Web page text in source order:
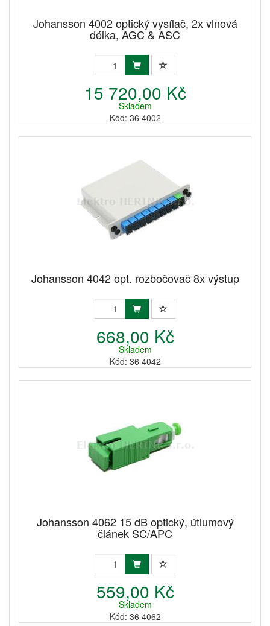
Johansson 4002 optický vysílač, 2x vlnová
délka, AGC & ASC
15 720,00 Kč
Skladem
Kód: 36 4002
Johansson 4042 opt. rozbočovač 8x výstup
668,00 Kč
Skladem
Kód: 36 4042
Johansson 4062 15 dB optický, útlumový
článek SC/APC
559,00 Kč
Skladem
Kód: 36 4062